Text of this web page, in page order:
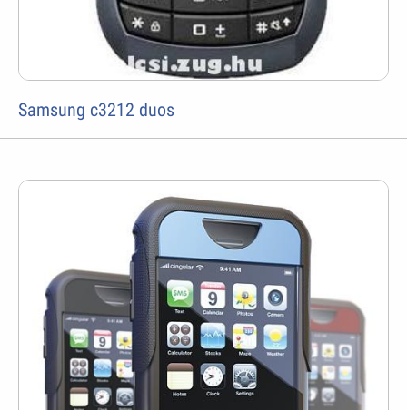
Samsung c3212 duos